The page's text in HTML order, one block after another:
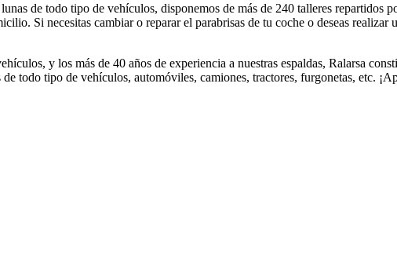
de todo tipo de vehículos, disponemos de más de 240 talleres
Si necesitas cambiar o reparar el parabrisas de tu coche o deseas
y los más de 40 años de experiencia a nuestras espaldas, Ralarsa
todo tipo de vehículos, automóviles, camiones, tractores, furgonetas, etc.